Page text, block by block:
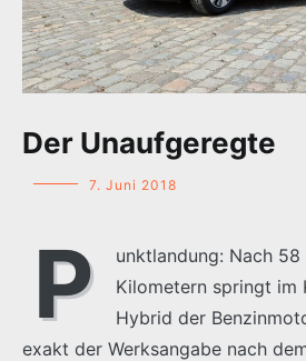
Der Unaufgeregte
7. Juni 2018
P
unktlandung: Nach
Kilometern springt im
Hybrid der
exakt der Werksangabe nach